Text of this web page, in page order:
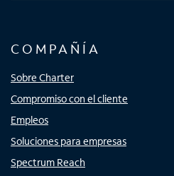
COMPAÑÍA
Sobre Charter
Compromiso con el cliente
Empleos
Soluciones para empresas
Spectrum Reach